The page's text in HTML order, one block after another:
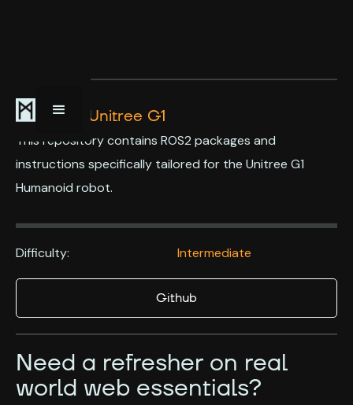
ROS2 for Unitree G1
This repository contains ROS2 packages and
instructions specifically tailored for the Unitree G1
Humanoid robot.
Difficulty: Intermediate
Github
Need a refresher on real
world web essentials?